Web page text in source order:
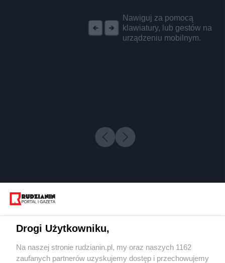
Nawiguj za pomocą
klawiatury, lub gestów na
urządzeniu mobilnym.
Wydawca mediów
Drogi Użytkowniku,
Na naszej stronie rudzianin.pl, my oraz naszych 1162
zaufanych partnerów uzyskujemy dostęp i przechowujemy